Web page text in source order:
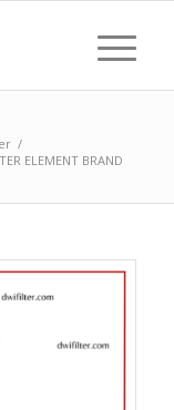
/
ELEMENT BRAND